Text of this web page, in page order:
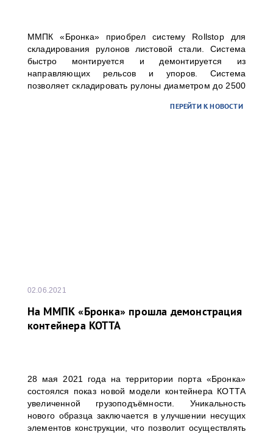
ММПК «Бронка» приобрел систему Rollstop для
складирования рулонов листовой стали. Система
быстро монтируется и демонтируется из
направляющих рельсов и упоров. Система
позволяет складировать рулоны диаметром до 2500
образом хранение существенно повысит уровень
ПЕРЕЙТИ К НОВОСТИ
02.06.2021
На ММПК «Бронка» прошла демонстрация
контейнера KOTTA
28 мая 2021 года на территории порта «Бронка»
состоялся показ новой модели контейнера КОТТА
увеличенной грузоподъёмности. Уникальность
нового образца заключается в улучшении несущих
элементов конструкции, что позволит осуществлять